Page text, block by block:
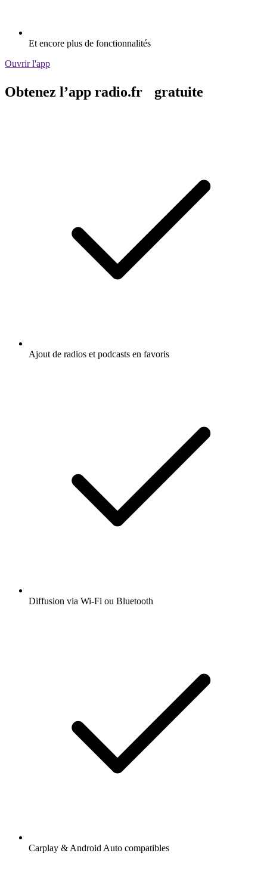
Et encore plus de fonctionnalités
Ouvrir l'app
Obtenez l’app radio.fr gratuite
Ajout de radios et podcasts en favoris
Diffusion via Wi-Fi ou Bluetooth
Carplay & Android Auto compatibles